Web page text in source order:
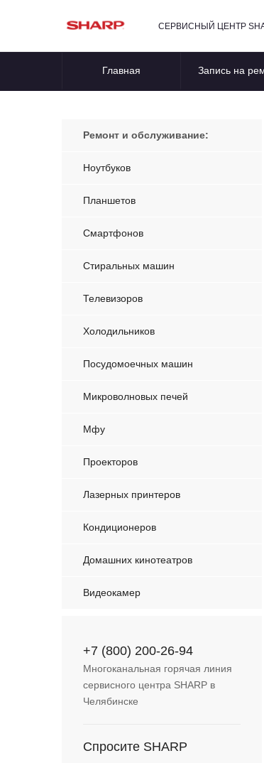
СЕРВИСНЫЙ ЦЕНТР
Главная Запись на
Ремонт и обслуживание:
Ноутбуков
Планшетов
Смартфонов
Стиральных машин
Телевизоров
Холодильников
Посудомоечных машин
Микроволновых печей
Мфу
Проекторов
Лазерных принтеров
Кондиционеров
Домашних кинотеатров
Видеокамер
+7 (800) 200-26-94
Многоканальная горячая линия
сервисного центра SHARP в
Челябинске
Спросите SHARP